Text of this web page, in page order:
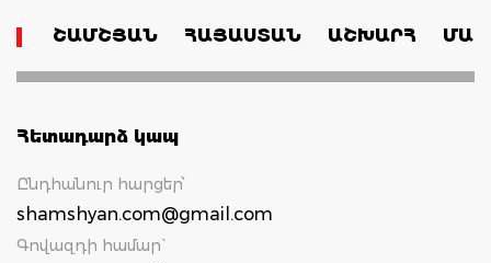
ՇԱՄՇՅԱՆ ՀԱՅԱՍՏԱՆ ԱՇԽԱՐՀ
Հետադարձ կապ
Ընդհանուր հարցեր՝
shamshyan.com@gmail.com
Գովազդի համար`